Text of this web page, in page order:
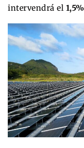
intervendrá el